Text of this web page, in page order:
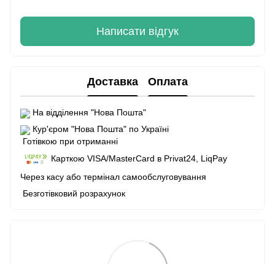
Написати відгук
Доставка Оплата
На відділення "Нова Пошта"
Кур'єром "Нова Пошта" по Україні
Готівкою при отриманні
Карткою VISA/MasterCard в Рrivat24, LiqPay
Через касу або термінал самообслуговування
Безготівковий розрахунок